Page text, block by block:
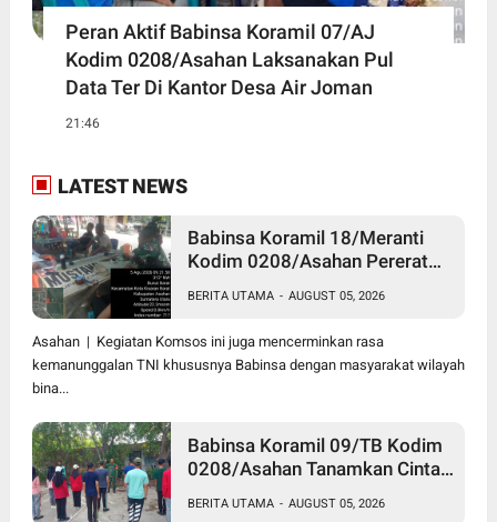
Peran Aktif Babinsa Koramil 07/AJ
Kodim 0208/Asahan Laksanakan Pul
Data Ter Di Kantor Desa Air Joman
21:46
LATEST NEWS
Babinsa Koramil 18/Meranti
Kodim 0208/Asahan Pererat
Dengan Warga Masyarakat
Binaan
BERITA UTAMA - AUGUST 05, 2026
Asahan | Kegiatan Komsos ini juga mencerminkan rasa
kemanunggalan TNI khususnya Babinsa dengan masyarakat wilayah
bina...
Babinsa Koramil 09/TB Kodim
0208/Asahan Tanamkan Cinta
Kepada Siswa-siswi MAN1
BERITA UTAMA - AUGUST 05, 2026